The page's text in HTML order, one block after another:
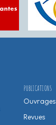
PUBLICATIONS
Ouvrages
Revues